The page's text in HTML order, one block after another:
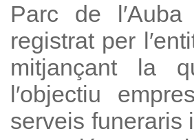
Parc de
registrat per
mitjançant la
l′objectiu
serveis funeraris